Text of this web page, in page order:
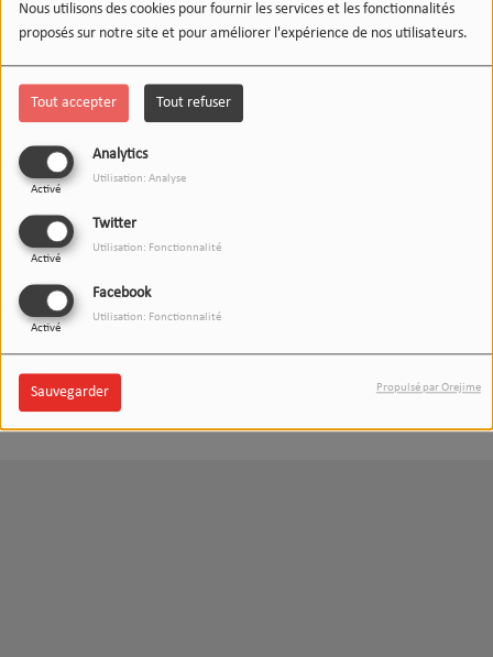
Nous utilisons des cookies pour fournir les services et les fonctionnalités
proposés sur notre site et pour améliorer l'expérience de nos utilisateurs.
Tout accepter Tout refuser
Analytics
Activé
Utilisation: Analyse
Twitter
Activé
Utilisation: Fonctionnalité
Facebook
Activé
Utilisation: Fonctionnalité
Sauvegarder Propulsé par Orejime